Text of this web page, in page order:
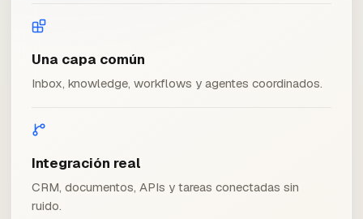
Una capa común
Inbox, knowledge, workflows y agentes coordinados.
Integración real
CRM, documentos, APIs y tareas conectadas sin
ruido.